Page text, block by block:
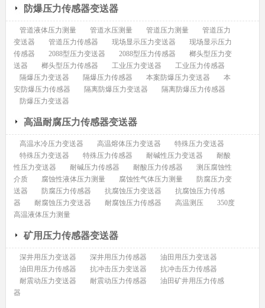
防爆压力传感器变送器
管道液体压力测量 管道水压测量 管道压力测量
管道压力
变送器
管道压力传感器 现场显示压力变送器
现场显示压力
传感器
2088型压力变送器 2088型压力传感器
榔头型压力变
送器
榔头型压力传感器 工业压力变送器
工业压力传感器
隔爆压力变送器
隔爆压力传感器 本案防爆压力变送器
本
安防爆压力传感器
隔离防爆压力变送器
隔离防爆压力传感器
防爆压力变送器
高温耐腐压力传感器变送器
高温水冷压力变送器 高温熔体压力变送器
特殊压力变送器
特殊压力变送器
特殊压力传感器 耐碱性压力变送器
耐酸
性压力变送器
耐碱压力传感器 耐酸压力传感器
测压腐蚀性
介质
腐蚀性液体压力测量 腐蚀性气体压力测量
防腐压力变
送器
防腐压力传感器 抗腐蚀压力变送器
抗腐蚀压力传感
器
耐腐蚀压力变送器 耐腐蚀压力传感器 高温测压
350度
高温液体压力测量
矿用压力传感器变送器
深井用压力变送器 深井用压力传感器
油田用压力变送器
油田用压力传感器
抗冲击压力变送器
抗冲击压力传感器
耐震动压力变送器
耐震动压力传感器
油田矿井用压力传感
器